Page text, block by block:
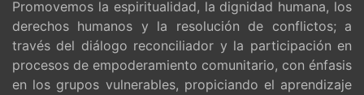
Promovemos la espiritualidad, la dignidad humana, los
derechos humanos y la resolución de conflictos; a
través del diálogo reconciliador y la participación en
procesos de empoderamiento comunitario, con énfasis
en los grupos vulnerables, propiciando el aprendizaje